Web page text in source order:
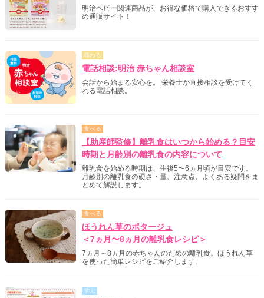
明治ベビー関連商品が、お得な価格で購入できるおすす
め通販サイト！
尋ねる
電話相談:明治 赤ちゃん相談室
会話から始まる安心を。 栄養士が直接相談を受けてく
れる電話相談。
食べる
【助産師監修】離乳食はいつから始める？目安
時期と月齢別の離乳食の内容について
離乳食を始める時期は、生後5〜6ヵ月頃が目安です。
月齢別の離乳食の硬さ・量、注意点、よくある疑問をま
とめて解説します。
食べる
ほうれん草のポタージュ
＜7ヵ月〜8ヵ月の離乳食レシピ＞
7ヵ月～8ヵ月の赤ちゃんのための離乳食。ほうれん草
を使った簡単レシピをご紹介します。
学ぶ